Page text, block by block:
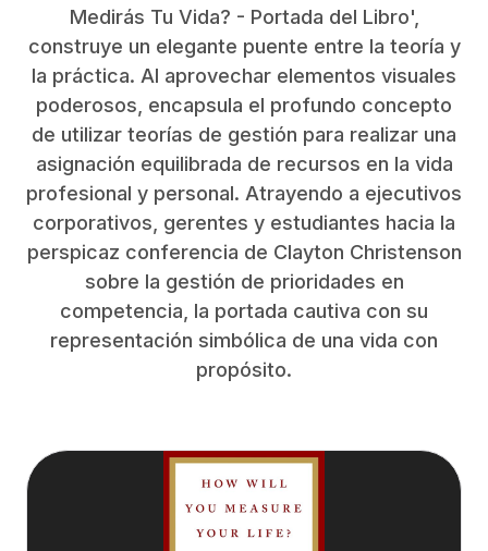
Medirás Tu Vida? - Portada del Libro',
construye un elegante puente entre la teoría y
la práctica. Al aprovechar elementos visuales
poderosos, encapsula el profundo concepto
de utilizar teorías de gestión para realizar una
asignación equilibrada de recursos en la vida
profesional y personal. Atrayendo a ejecutivos
corporativos, gerentes y estudiantes hacia la
perspicaz conferencia de Clayton Christenson
sobre la gestión de prioridades en
competencia, la portada cautiva con su
representación simbólica de una vida con
propósito.